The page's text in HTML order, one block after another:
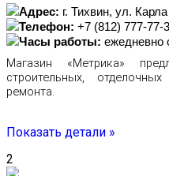
Адрес: г. Тихвин, ул.
Телефон: +7 (812) 777-77-
Часы работы: ежедневно
Магазин «Метрика»
строительных,
ремонта.
Показать детали »
2